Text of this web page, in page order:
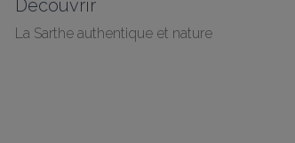
Découvrir
La Sarthe authentique et nature